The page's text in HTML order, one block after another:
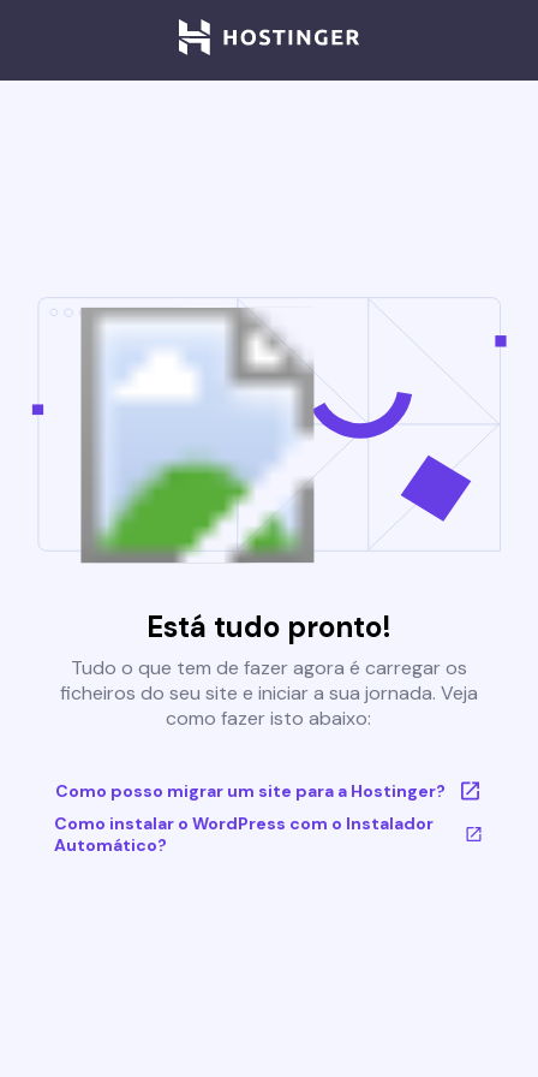
Está tudo pronto!
Tudo o que tem de fazer agora é carregar os
ficheiros do seu site e iniciar a sua jornada. Veja
como fazer isto abaixo:
Como posso migrar um site para a Hostinger?
Como instalar o WordPress com o Instalador
Automático?